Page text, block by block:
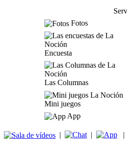
Fotos
Encuesta
Las Columnas
Mini juegos
App
| |